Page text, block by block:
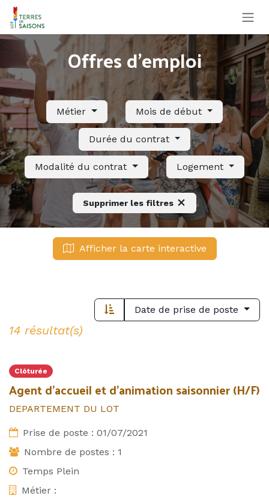
Se rendre au contenu
Offres d'emploi
Métier Mois de début
Durée du contrat
Modalité du contrat Logement
Supprimer les filtres
Afficher la carte interactive
Date de prise de poste
14 résultat(s)
Clôturée
Agent d’accueil et d’animation saisonnier (H/F)
DEPARTEMENT DU LOT
Prise de poste : 01/07/2021
Nombre de postes : 1
Temps Plein
Métier :